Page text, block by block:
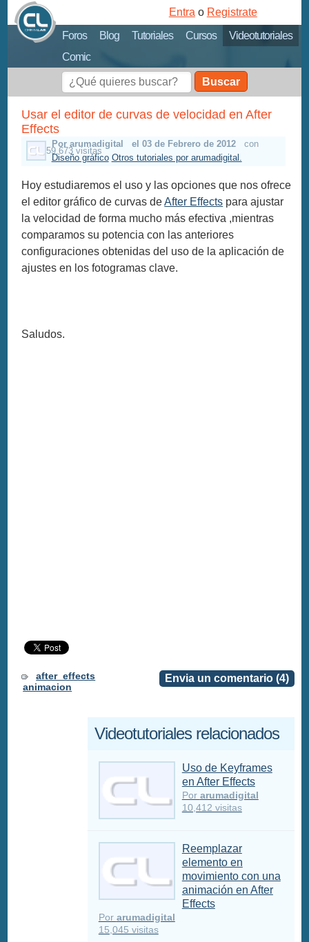
Foros Blog Tutoriales Cursos
Videotutoriales
Comic
Entra o Registrate
Buscar
Usar el editor de curvas de velocidad en After
Effects
Por arumadigital el 03 de Febrero de 2012 con
59,673 visitas
Diseño gráfico Otros tutoriales por arumadigital.
Hoy estudiaremos el uso y las opciones que nos ofrece
el editor gráfico de curvas deAfter Effects para ajustar
la velocidad de forma mucho más efectiva ,mientras
comparamos su potencia con las anteriores
configuraciones obtenidas del uso de la aplicación de
ajustes en los fotogramas clave.
Saludos.
Envia un comentario (4)
after_effects
animacion
Videotutoriales relacionados
Uso de Keyframes
en After Effects
Por arumadigital
10,412 visitas
Reemplazar
elemento en
movimiento con una
animación en After
Effects
Por arumadigital
15,045 visitas